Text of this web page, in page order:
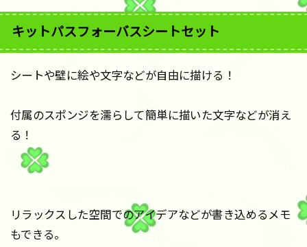
入
キットパスフォーバスシートセット
シートや壁に絵や文字などが自由に描ける！
付属のスポンジを濡らして簡単に描いた文字などが消え
る！
リラックスした空間でのアイデアなどが書き込めるメモ
もできる。